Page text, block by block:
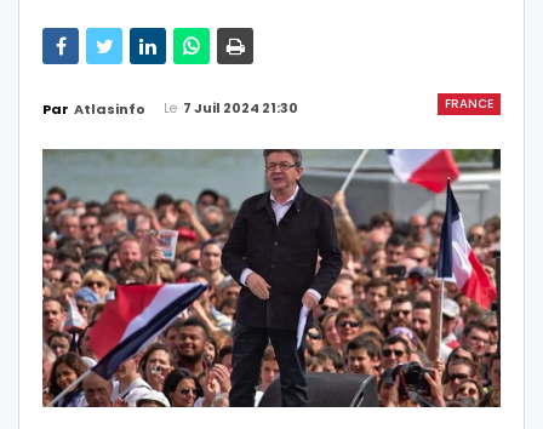
FRANCE
Par Atlasinfo Le 7 Juil 2024 21:30